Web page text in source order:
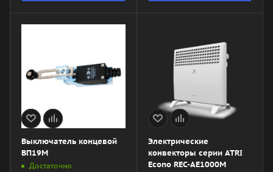
Выключатель концевой
ВП19М
Достаточно
Электрические
конвекторы серии ATRI
Econo REC-AE1000M